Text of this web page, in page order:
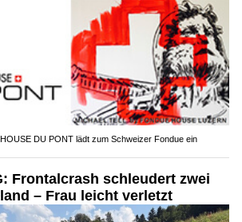
DU PONT lädt zum Schweizer Fondue ein
Frontalcrash schleudert zwei
– Frau leicht verletzt